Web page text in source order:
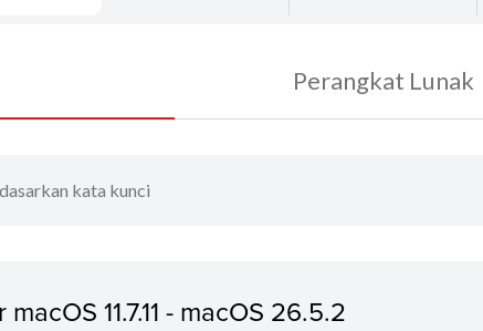
Perangkat Lunak
11.7.11 - macOS 26.5.2